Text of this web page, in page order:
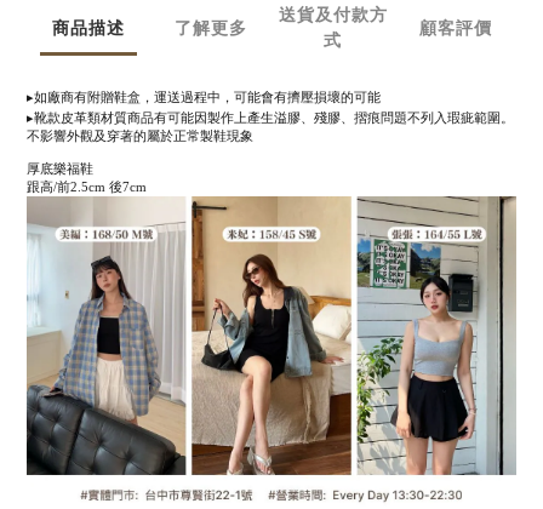
商品描述 了解更多
送貨及付款方
式
顧客評價
▸如廠商有附贈鞋盒，運送過程中，可能會有擠壓損壞的可能
▸靴款皮革類材質商品有可能因製作上產生溢膠、殘膠、摺痕問題不列入瑕疵範圍。
不影響外觀及穿著的屬於正常製鞋現象
厚底樂福鞋
跟高/前2.5cm 後7cm